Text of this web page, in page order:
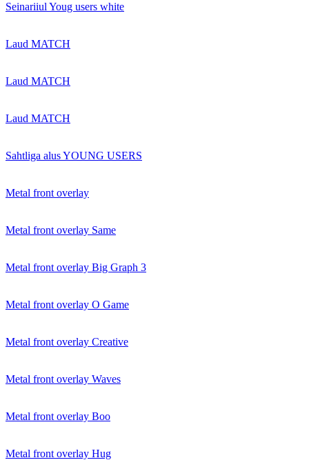
Seinariiul Youg users white
Laud MATCH
Laud MATCH
Laud MATCH
Sahtliga alus YOUNG USERS
Metal front overlay
Metal front overlay Same
Metal front overlay Big Graph 3
Metal front overlay O Game
Metal front overlay Creative
Metal front overlay Waves
Metal front overlay Boo
Metal front overlay Hug